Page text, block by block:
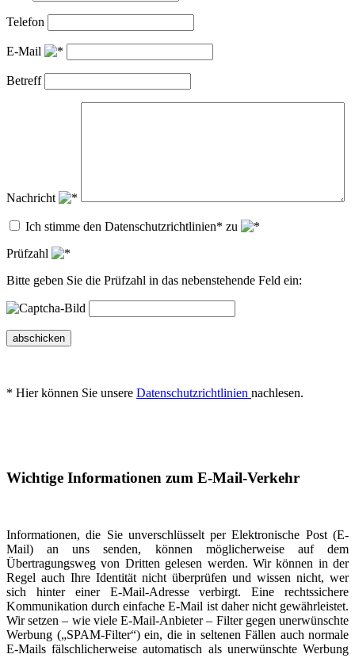
Telefon
E-Mail
Betreff
Nachricht
Ich stimme den Datenschutzrichtlinien* zu
Prüfzahl
Bitte geben Sie die Prüfzahl in das nebenstehende Feld ein:
abschicken
* Hier können Sie unsere Datenschutzrichtlinien nachlesen.
Wichtige Informationen zum E-Mail-Verkehr
Informationen, die Sie unverschlüsselt per Elektronische Post (E-
Mail) an uns senden, können möglicherweise auf dem
Übertragungsweg von Dritten gelesen werden. Wir können in der
Regel auch Ihre Identität nicht überprüfen und wissen nicht, wer
sich hinter einer E-Mail-Adresse verbirgt. Eine rechtssichere
Kommunikation durch einfache E-Mail ist daher nicht gewährleistet.
Wir setzen – wie viele E-Mail-Anbieter – Filter gegen unerwünschte
Werbung („SPAM-Filter“) ein, die in seltenen Fällen auch normale
E-Mails fälschlicherweise automatisch als unerwünschte Werbung